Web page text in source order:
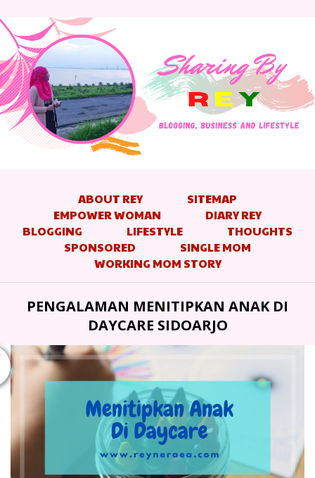
ABOUT REY
SITEMAP
EMPOWER WOMAN
DIARY REY
BLOGGING
LIFESTYLE
THOUGHTS
SPONSORED
SINGLE MOM
WORKING MOM STORY
PENGALAMAN MENITIPKAN ANAK DI
DAYCARE SIDOARJO